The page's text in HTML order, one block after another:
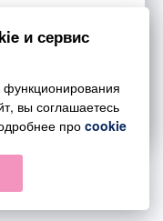
звонок
и сервис
вы соглашаетесь
про cookie